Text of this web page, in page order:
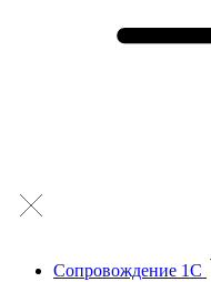
Сопровождение 1С